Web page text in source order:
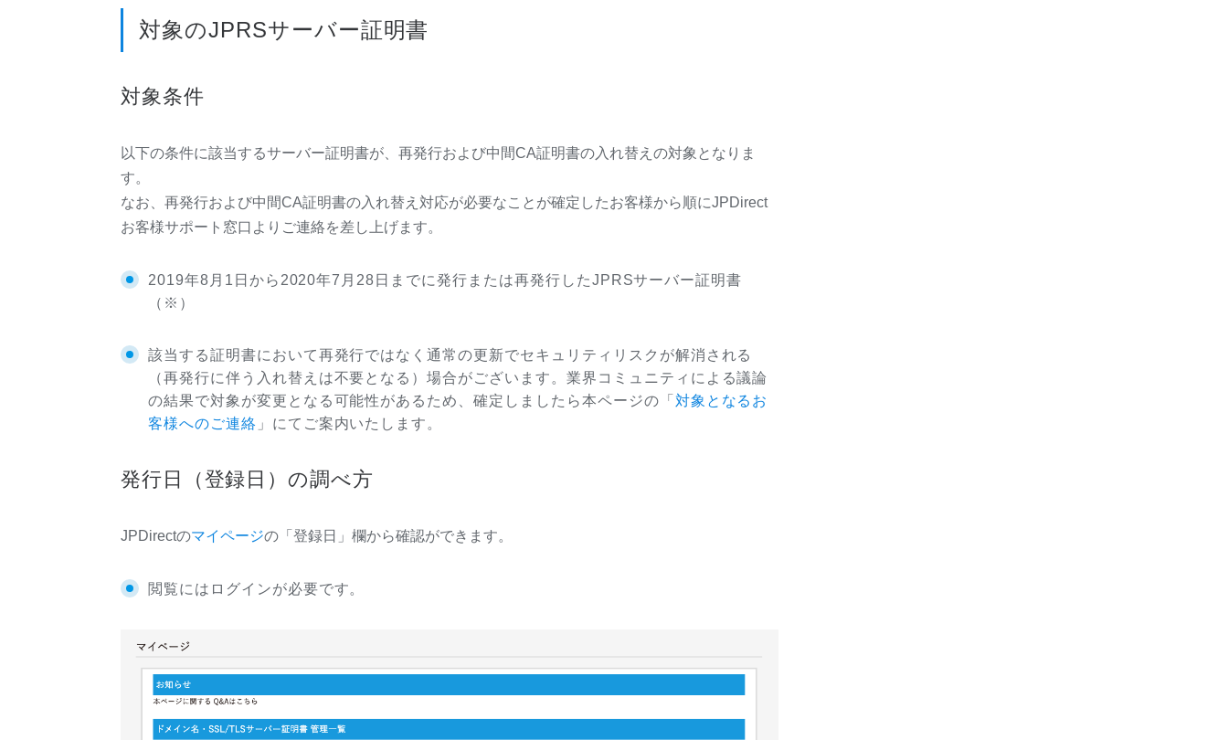
対象のJPRSサーバー証明書
対象条件
以下の条件に該当するサーバー証明書が、再発行および中間CA証明書の入れ替えの対象となりま
す。
なお、再発行および中間CA証明書の入れ替え対応が必要なことが確定したお客様から順にJPDirect
お客様サポート窓口よりご連絡を差し上げます。
2019年8月1日から2020年7月28日までに発行または再発行したJPRSサーバー証明書
（※）
該当する証明書において再発行ではなく通常の更新でセキュリティリスクが解消される
（再発行に伴う入れ替えは不要となる）場合がございます。業界コミュニティによる議論
の結果で対象が変更となる可能性があるため、確定しましたら本ページの「 対象となるお
客様へのご連絡 」にてご案内いたします。
発行日（登録日）の調べ方
JPDirectのマイページの「登録日」欄から確認ができます。
閲覧にはログインが必要です。